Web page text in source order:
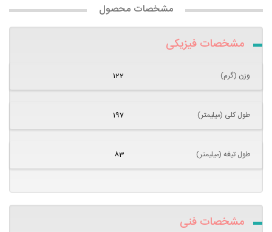
مشخصات محصول
مشخصات فیزیکی
وزن (گرم) 122
طول کلی (میلیمتر) 197
طول تیغه (میلیمتر) 83
مشخصات فنی